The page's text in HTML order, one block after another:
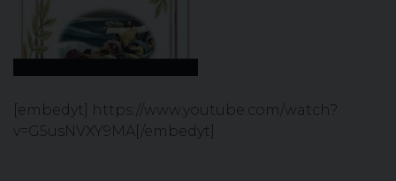
[embedyt] https://www.youtube.com/watch?
v=G5usNVXY9MA[/embedyt]